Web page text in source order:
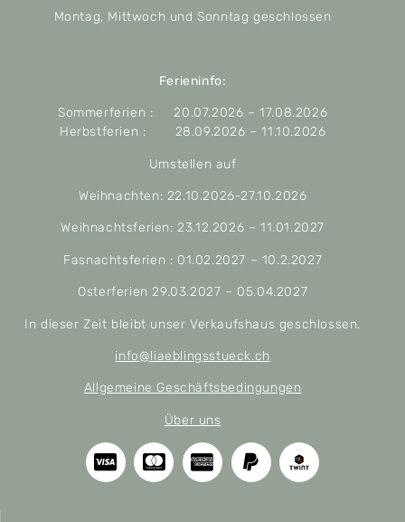
Montag, Mittwoch und Sonntag geschlossen
Ferieninfo:
Sommerferien : 20.07.2026 – 17.08.2026
Herbstferien : 28.09.2026 – 11.10.2026
Umstellen auf
Weihnachten: 22.10.2026-27.10.2026
Weihnachtsferien: 23.12.2026 – 11.01.2027
Fasnachtsferien : 01.02.2027 – 10.2.2027
Osterferien 29.03.2027 – 05.04.2027
In dieser Zeit bleibt unser Verkaufshaus geschlossen.
info@liaeblingsstueck.ch
Allgemeine Geschäftsbedingungen
Über uns